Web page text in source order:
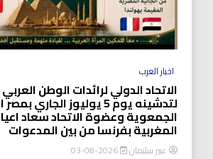
اخبار العرب
الاتحاد الدولي لرائدات الوطن
لتدشينه يوم 5 يوليوز الجاري
الجمعوية وعضوة الاتحاد سعاد
المغربية بفرنسا من بين المدعوات
عبير سليمان 2026-08-03